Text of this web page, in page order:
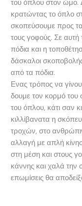
του όπλου στον ώμο.
κρατώντας το όπλο
σκοπεύσουμε προς
τους γοφούς. Σε αυτή
πόδια και η
δάσκαλοι
από τα πόδια.
Ενας τρόπος να
δουμε τον κορμό
του όπλου, κάτι σαν
κιλλίβανατα η
τροχών, στο
αλλαγή με απλή
στη μέση και στους
κάννης και χαλά την
επωμίσεις θα